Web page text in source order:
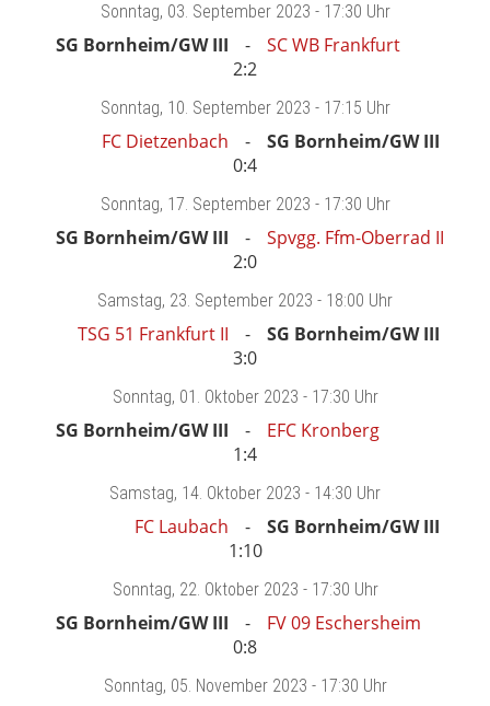
Sonntag, 03. September 2023 - 17:30 Uhr
SG Bornheim/GW III
SC WB Frankfurt
2:2
Sonntag, 10. September 2023 - 17:15 Uhr
FC Dietzenbach
SG Bornheim/GW III
0:4
Sonntag, 17. September 2023 - 17:30 Uhr
SG Bornheim/GW III
Spvgg. Ffm-Oberrad II
2:0
Samstag, 23. September 2023 - 18:00 Uhr
TSG 51 Frankfurt II
SG Bornheim/GW III
3:0
Sonntag, 01. Oktober 2023 - 17:30 Uhr
SG Bornheim/GW III
EFC Kronberg
1:4
Samstag, 14. Oktober 2023 - 14:30 Uhr
FC Laubach
SG Bornheim/GW III
1:10
Sonntag, 22. Oktober 2023 - 17:30 Uhr
SG Bornheim/GW III
FV 09 Eschersheim
0:8
Sonntag, 05. November 2023 - 17:30 Uhr